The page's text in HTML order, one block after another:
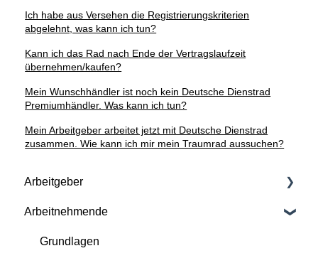
Ich habe aus Versehen die Registrierungskriterien
abgelehnt, was kann ich tun?
Kann ich das Rad nach Ende der Vertragslaufzeit
übernehmen/kaufen?
Mein Wunschhändler ist noch kein Deutsche Dienstrad
Premiumhändler. Was kann ich tun?
Mein Arbeitgeber arbeitet jetzt mit Deutsche Dienstrad
zusammen. Wie kann ich mir mein Traumrad aussuchen?
Arbeitgeber
Vertragliche Grundlagen
Versicherung und Service-Pakete
Arbeitnehmende
Grundlagen